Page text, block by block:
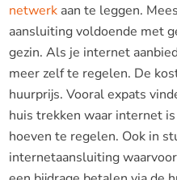
netwerkaan te leggen.
aansluiting voldoende met
gezin. Als je internet
meer zelf te regelen. De
huurprijs. Vooral expats
huis trekken waar internet
hoeven te regelen. Ook in
internetaansluiting